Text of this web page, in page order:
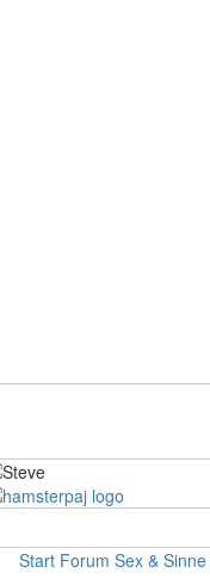
Start Forum Sex & Sinne